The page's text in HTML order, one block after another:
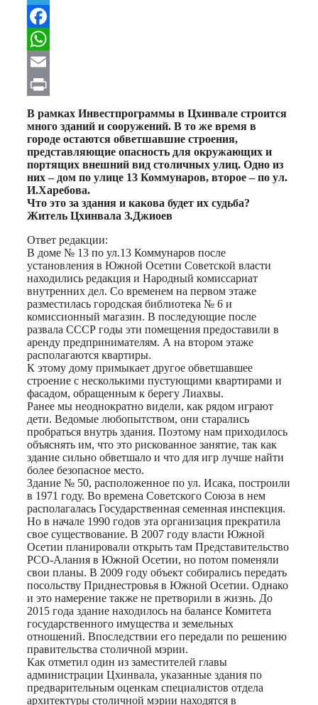
Telegram
Facebook
WhatsApp
Email
Print
В рамках Инвестпрограммы в Цхинвале строится
много зданий и сооружений. В то же время в
городе остаются обветшавшие строения,
представляющие опасность для окружающих и
портящих внешний вид столичных улиц. Одно из
них – дом по улице 13 Коммунаров, второе – по ул.
И.Харебова.
Что это за здания и какова будет их судьба?
Житель Цхинвала З.Джиоев
Ответ редакции:
В доме № 13 по ул.13 Коммунаров после
установления в Южной Осетии Советской власти
находились редакция и Народный комиссариат
внутренних дел. Со временем на первом этаже
разместилась городская библиотека № 6 и
комиссионный магазин. В последующие после
развала СССР годы эти помещения предоставили в
аренду предпринимателям. А на втором этаже
располагаются квартиры.
К этому дому примыкает другое обветшавшее
строение с несколькими пустующими квартирами и
фасадом, обращенным к берегу Лиахвы.
Ранее мы неоднократно видели, как рядом играют
дети. Ведомые любопытством, они старались
пробраться внутрь здания. Поэтому нам приходилось
объяснять им, что это рискованное занятие, так как
здание сильно обветшало и что для игр лучше найти
более безопасное место.
Здание № 50, расположенное по ул. Исака, построили
в 1971 году. Во времена Советского Союза в нем
располагалась Государственная семенная инспекция.
Но в начале 1990 годов эта организация прекратила
свое существование. В 2007 году власти Южной
Осетии планировали открыть там Представительство
РСО-Алания в Южной Осетии, но потом поменяли
свои планы. В 2009 году объект собирались передать
посольству Приднестровья в Южной Осетии. Однако
и это намерение также не претворили в жизнь. До
2015 года здание находилось на балансе Комитета
государственного имущества и земельных
отношений. Впоследствии его передали по решению
правительства столичной мэрии.
Как отметил один из заместителей главы
администрации Цхинвала, указанные здания по
предварительным оценкам специалистов отдела
архитектуры столичной мэрии находятся в